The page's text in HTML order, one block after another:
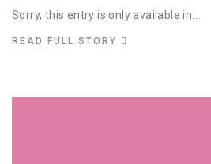
Sorry, this entry is only available in...
READ FULL STORY